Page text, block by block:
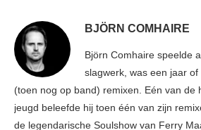
BJÖRN COMHAIRE
Björn Comhaire speelde
slagwerk, was een jaar
(toen nog op band) remixen. Eén van de
jeugd beleefde hij toen één van zijn
de legendarische Soulshow van Ferry